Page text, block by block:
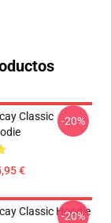
Classic
€
-20%
Classic Hoodie
-20%